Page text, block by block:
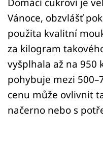
Vánoce, obzvlášť
použita kvalitní
za kilogram
vyšplhala až na 950
pohybuje mezi
cenu může ovlivnit
načerno nebo s